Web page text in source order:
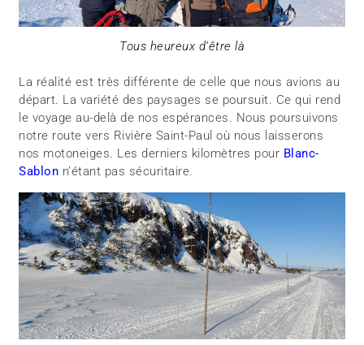
Tous heureux d’être là
La réalité est très différente de celle que nous avions au
départ. La variété des paysages se poursuit. Ce qui rend
le voyage au-delà de nos espérances. Nous poursuivons
notre route vers Rivière Saint-Paul où nous laisserons
nos motoneiges. Les derniers kilomètres pour Blanc-
Sablon n’étant pas sécuritaire.